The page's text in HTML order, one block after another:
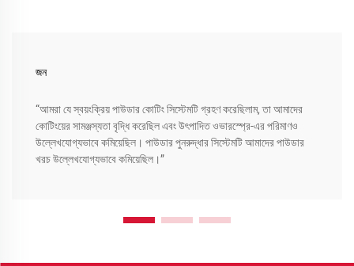
জন
“আমরা যে স্বয়ংক্রিয় পাউডার কোটিং সিস্টেমটি গ্রহণ করেছিলাম, তা আমাদের
কোটিংয়ের সামঞ্জস্যতা বৃদ্ধি করেছিল এবং উৎপাদিত ওভারস্প্রে-এর পরিমাণও
উল্লেখযোগ্যভাবে কমিয়েছিল। পাউডার পুনরুদ্ধার সিস্টেমটি আমাদের পাউডার
খরচ উল্লেখযোগ্যভাবে কমিয়েছিল।”